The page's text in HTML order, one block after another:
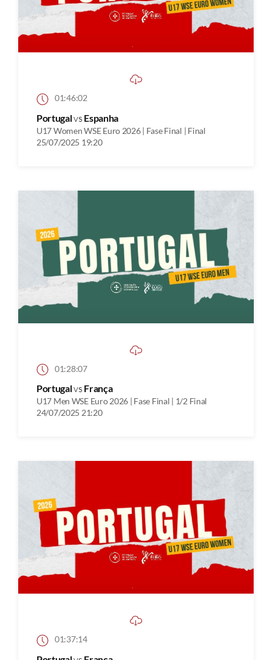
01:46:02
Portugalvs Espanha
U17 Women WSE Euro 2026 | Fase Final | Final
25/07/2025 19:20
01:28:07
Portugalvs França
U17 Men WSE Euro 2026 | Fase Final | 1/2 Final
24/07/2025 21:20
01:37:14